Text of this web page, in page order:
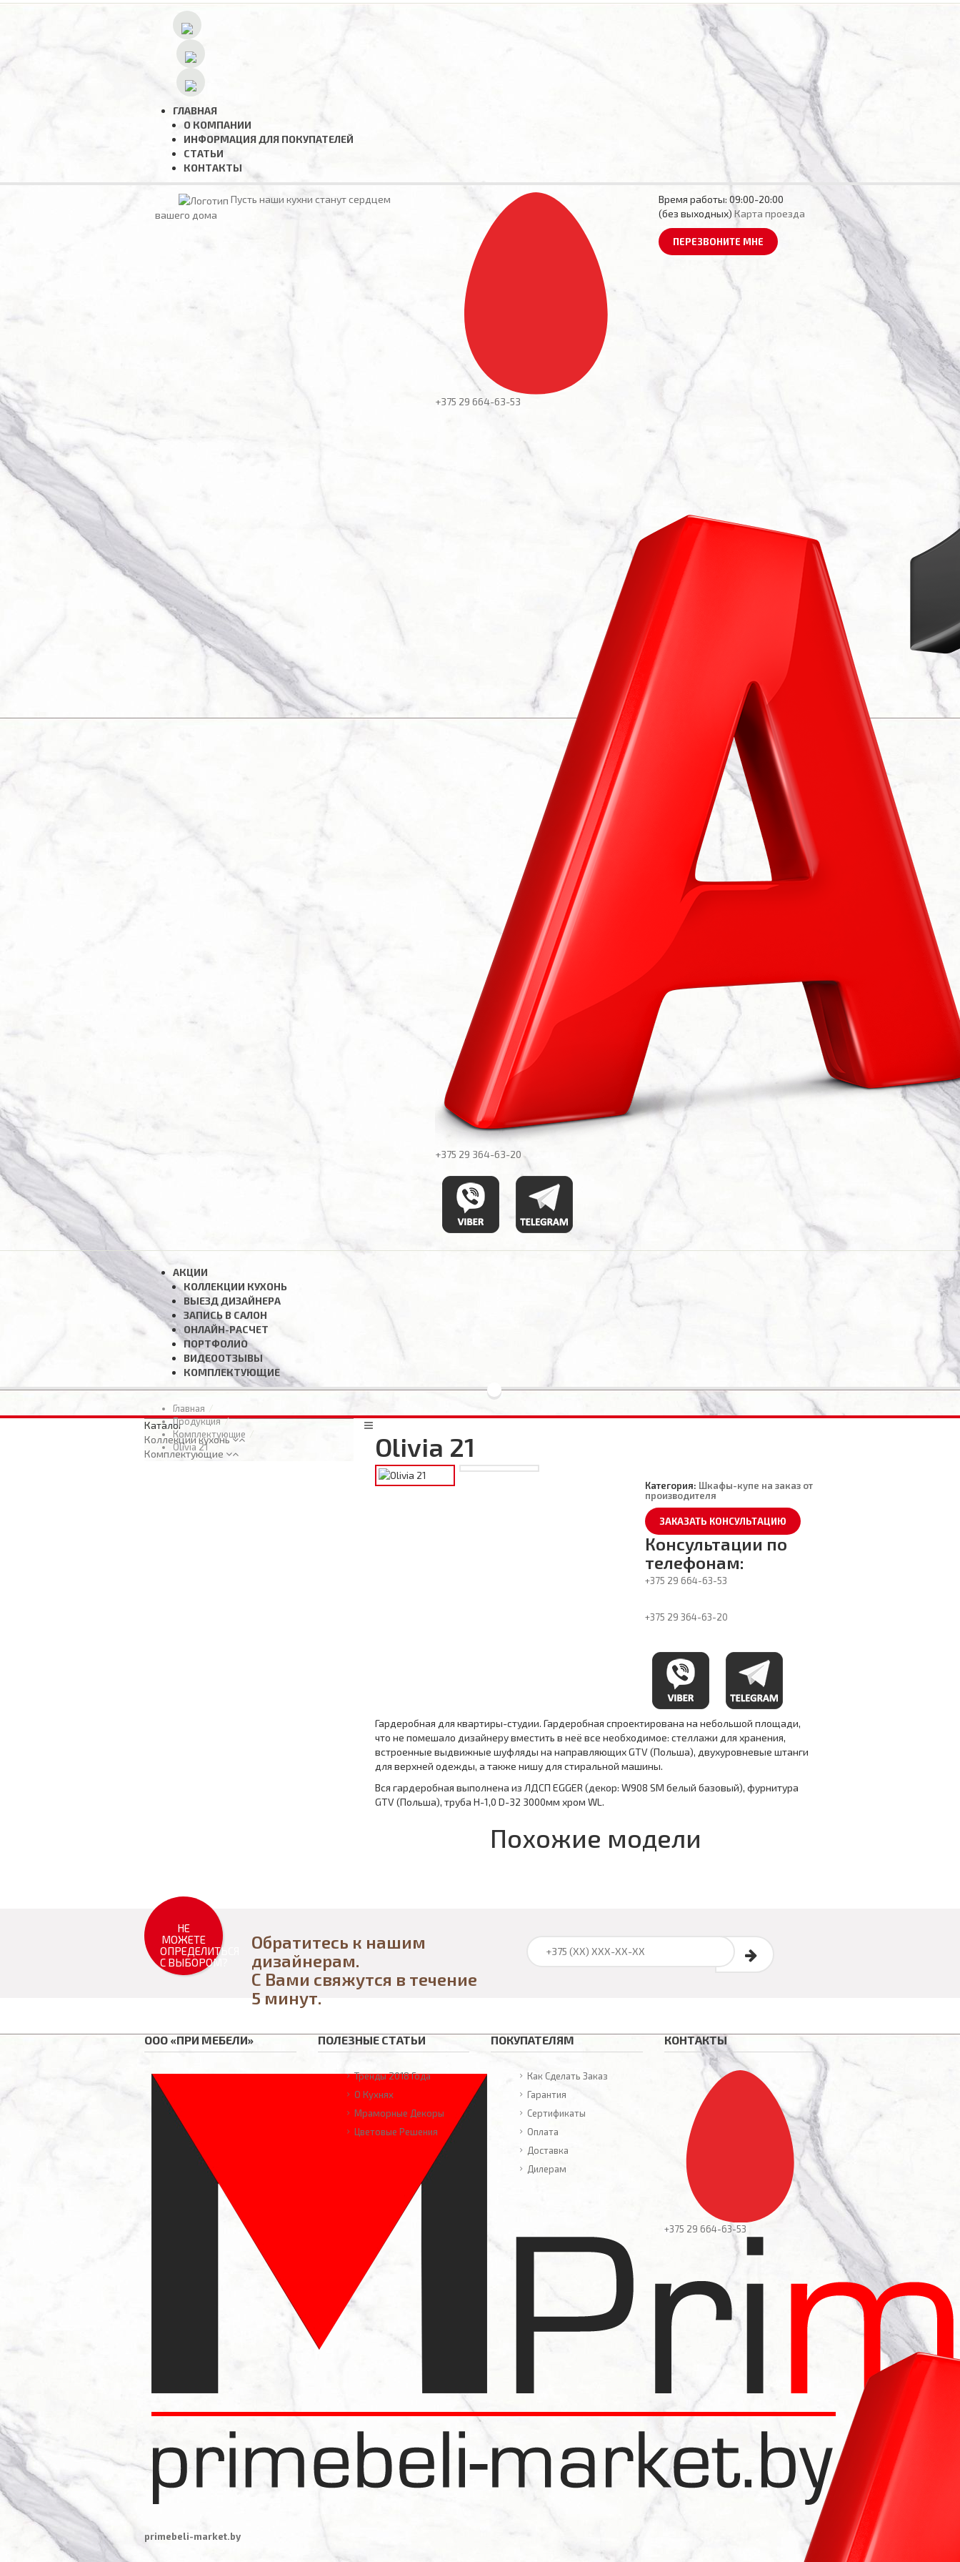
ГЛАВНАЯ
О КОМПАНИИ
ИНФОРМАЦИЯ ДЛЯ ПОКУПАТЕЛЕЙ
СТАТЬИ
КОНТАКТЫ
Пусть наши кухни станут сердцем
вашего дома
+375 29 664-63-53
+375 29 364-63-20
Время работы: 09:00-20:00
(без выходных) Карта проезда
ПЕРЕЗВОНИТЕ МНЕ
АКЦИИ
КОЛЛЕКЦИИ КУХОНЬ
ВЫЕЗД ДИЗАЙНЕРА
ЗАПИСЬ В САЛОН
ОНЛАЙН-РАСЧЕТ
ПОРТФОЛИО
ВИДЕООТЗЫВЫ
КОМПЛЕКТУЮЩИЕ
Главная
Продукция
Комплектующие
Olivia 21
Каталог
Коллекции кухонь
Комплектующие
Olivia 21
Категория: Шкафы-купе на заказ от
производителя
ЗАКАЗАТЬ КОНСУЛЬТАЦИЮ
Консультации по
телефонам:
+375 29 664-63-53
+375 29 364-63-20
Гардеробная для квартиры-студии. Гардеробная спроектирована на небольшой площади,
что не помешало дизайнеру вместить в неё все необходимое: стеллажи для хранения,
встроенные выдвижные шуфляды на направляющих GTV (Польша), двухуровневые штанги
для верхней одежды, а также нишу для стиральной машины.
Вся гардеробная выполнена из ЛДСП EGGER (декор: W908 SM белый базовый), фурнитура
GTV (Польша), труба H-1,0 D-32 3000мм хром WL.
Похожие модели
НЕ
МОЖЕТЕ
ОПРЕДЕЛИТЬСЯ
С ВЫБОРОМ?
Обратитесь к нашим
дизайнерам.
С Вами свяжутся в течение
5 минут.
ООО «ПРИ МЕБЕЛИ»
primebeli-market.by
ПОЛЕЗНЫЕ СТАТЬИ
Тренды 2018 Года
О Кухнях
Мраморные Декоры
Цветовые Решения
ПОКУПАТЕЛЯМ
Как Сделать Заказ
Гарантия
Сертификаты
Оплата
Доставка
Дилерам
КОНТАКТЫ
+375 29 664-63-53